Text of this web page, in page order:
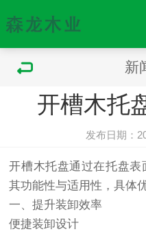
新
开槽木托
发布日期：
开槽木托盘通过在托盘表
其功能性与适用性，具体
一、提升装卸效率
便捷装卸设计